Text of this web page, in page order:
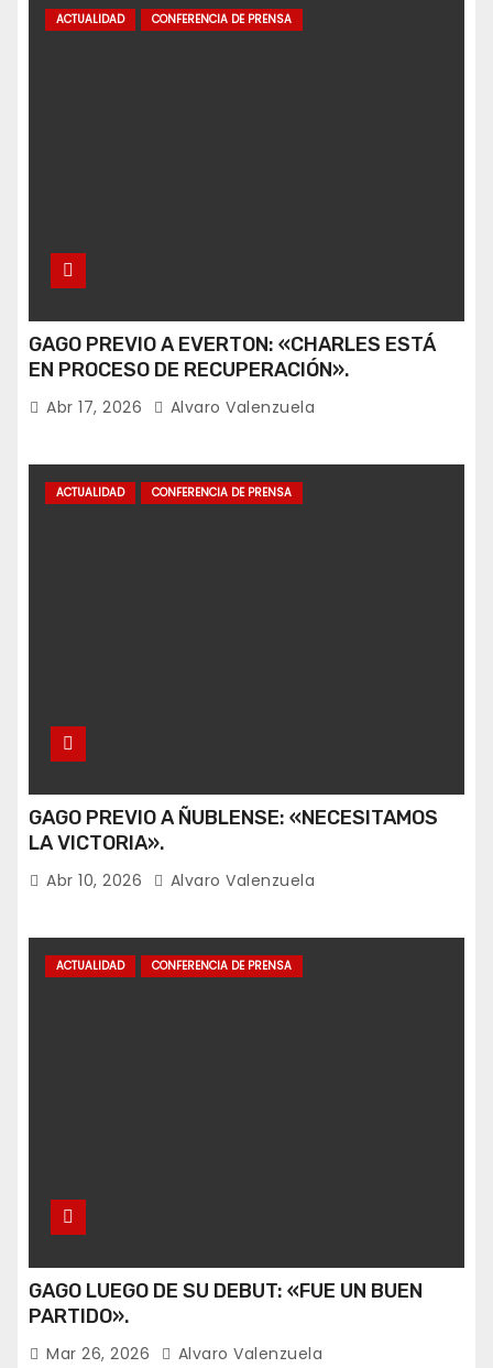
ACTUALIDAD CONFERENCIA DE PRENSA
GAGO PREVIO A EVERTON: «CHARLES ESTÁ
EN PROCESO DE RECUPERACIÓN».
Abr 17, 2026 Alvaro Valenzuela
ACTUALIDAD CONFERENCIA DE PRENSA
GAGO PREVIO A ÑUBLENSE: «NECESITAMOS
LA VICTORIA».
Abr 10, 2026 Alvaro Valenzuela
ACTUALIDAD CONFERENCIA DE PRENSA
GAGO LUEGO DE SU DEBUT: «FUE UN BUEN
PARTIDO».
Mar 26, 2026 Alvaro Valenzuela